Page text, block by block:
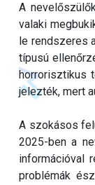
A
valaki
le rendszeres
típusú
horrorisztikus
jelezték, mert
A szokásos
2025-ben a
információval
problémák